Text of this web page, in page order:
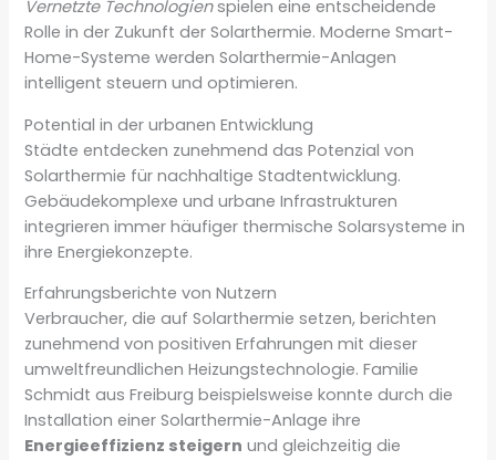
Vernetzte Technologienspielen eine entscheidende
Rolle in der Zukunft der Solarthermie. Moderne Smart-
Home-Systeme werden Solarthermie-Anlagen
intelligent steuern und optimieren.
Potential in der urbanen Entwicklung
Städte entdecken zunehmend das Potenzial von
Solarthermie für nachhaltige Stadtentwicklung.
Gebäudekomplexe und urbane Infrastrukturen
integrieren immer häufiger thermische Solarsysteme in
ihre Energiekonzepte.
Erfahrungsberichte von Nutzern
Verbraucher, die auf Solarthermie setzen, berichten
zunehmend von positiven Erfahrungen mit dieser
umweltfreundlichen Heizungstechnologie. Familie
Schmidt aus Freiburg beispielsweise konnte durch die
Installation einer Solarthermie-Anlage ihre
Energieeffizienz steigern und gleichzeitig die